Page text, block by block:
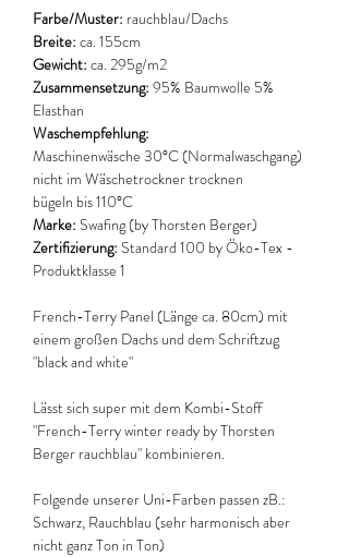
Farbe/Muster: rauchblau/Dachs
Breite: ca. 155cm
Gewicht: ca. 295g/m2
Zusammensetzung: 95% Baumwolle 5%
Elasthan
Waschempfehlung:
Maschinenwäsche 30°C (Normalwaschgang)
nicht im Wäschetrockner trocknen
bügeln bis 110°C
Marke: Swafing (by Thorsten Berger)
Zertifizierung: Standard 100 by Öko-Tex -
Produktklasse 1
French-Terry Panel (Länge ca. 80cm) mit
einem großen Dachs und dem Schriftzug
"black and white"
Lässt sich super mit dem Kombi-Stoff
"French-Terry winter ready by Thorsten
Berger rauchblau" kombinieren.
Folgende unserer Uni-Farben passen zB.:
Schwarz, Rauchblau (sehr harmonisch aber
nicht ganz Ton in Ton)